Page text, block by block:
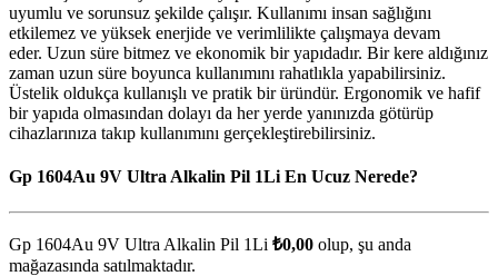
uyumlu ve sorunsuz şekilde çalışır. Kullanımı insan sağlığını
etkilemez ve yüksek enerjide ve verimlilikte çalışmaya devam
eder. Uzun süre bitmez ve ekonomik bir yapıdadır. Bir kere aldığınız
zaman uzun süre boyunca kullanımını rahatlıkla yapabilirsiniz.
Üstelik oldukça kullanışlı ve pratik bir üründür. Ergonomik ve hafif
bir yapıda olmasından dolayı da her yerde yanınızda götürüp
cihazlarınıza takıp kullanımını gerçekleştirebilirsiniz.
Gp 1604Au 9V Ultra Alkalin Pil 1Li En Ucuz Nerede?
Gp 1604Au 9V Ultra Alkalin Pil 1Li ₺0,00 olup, şu anda
mağazasında satılmaktadır.